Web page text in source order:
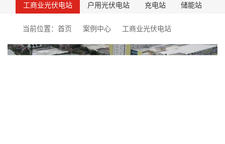
工商业光伏电站 户用光伏电站 充电站 储能站
当前位置： 首页 案例中心 工商业光伏电站